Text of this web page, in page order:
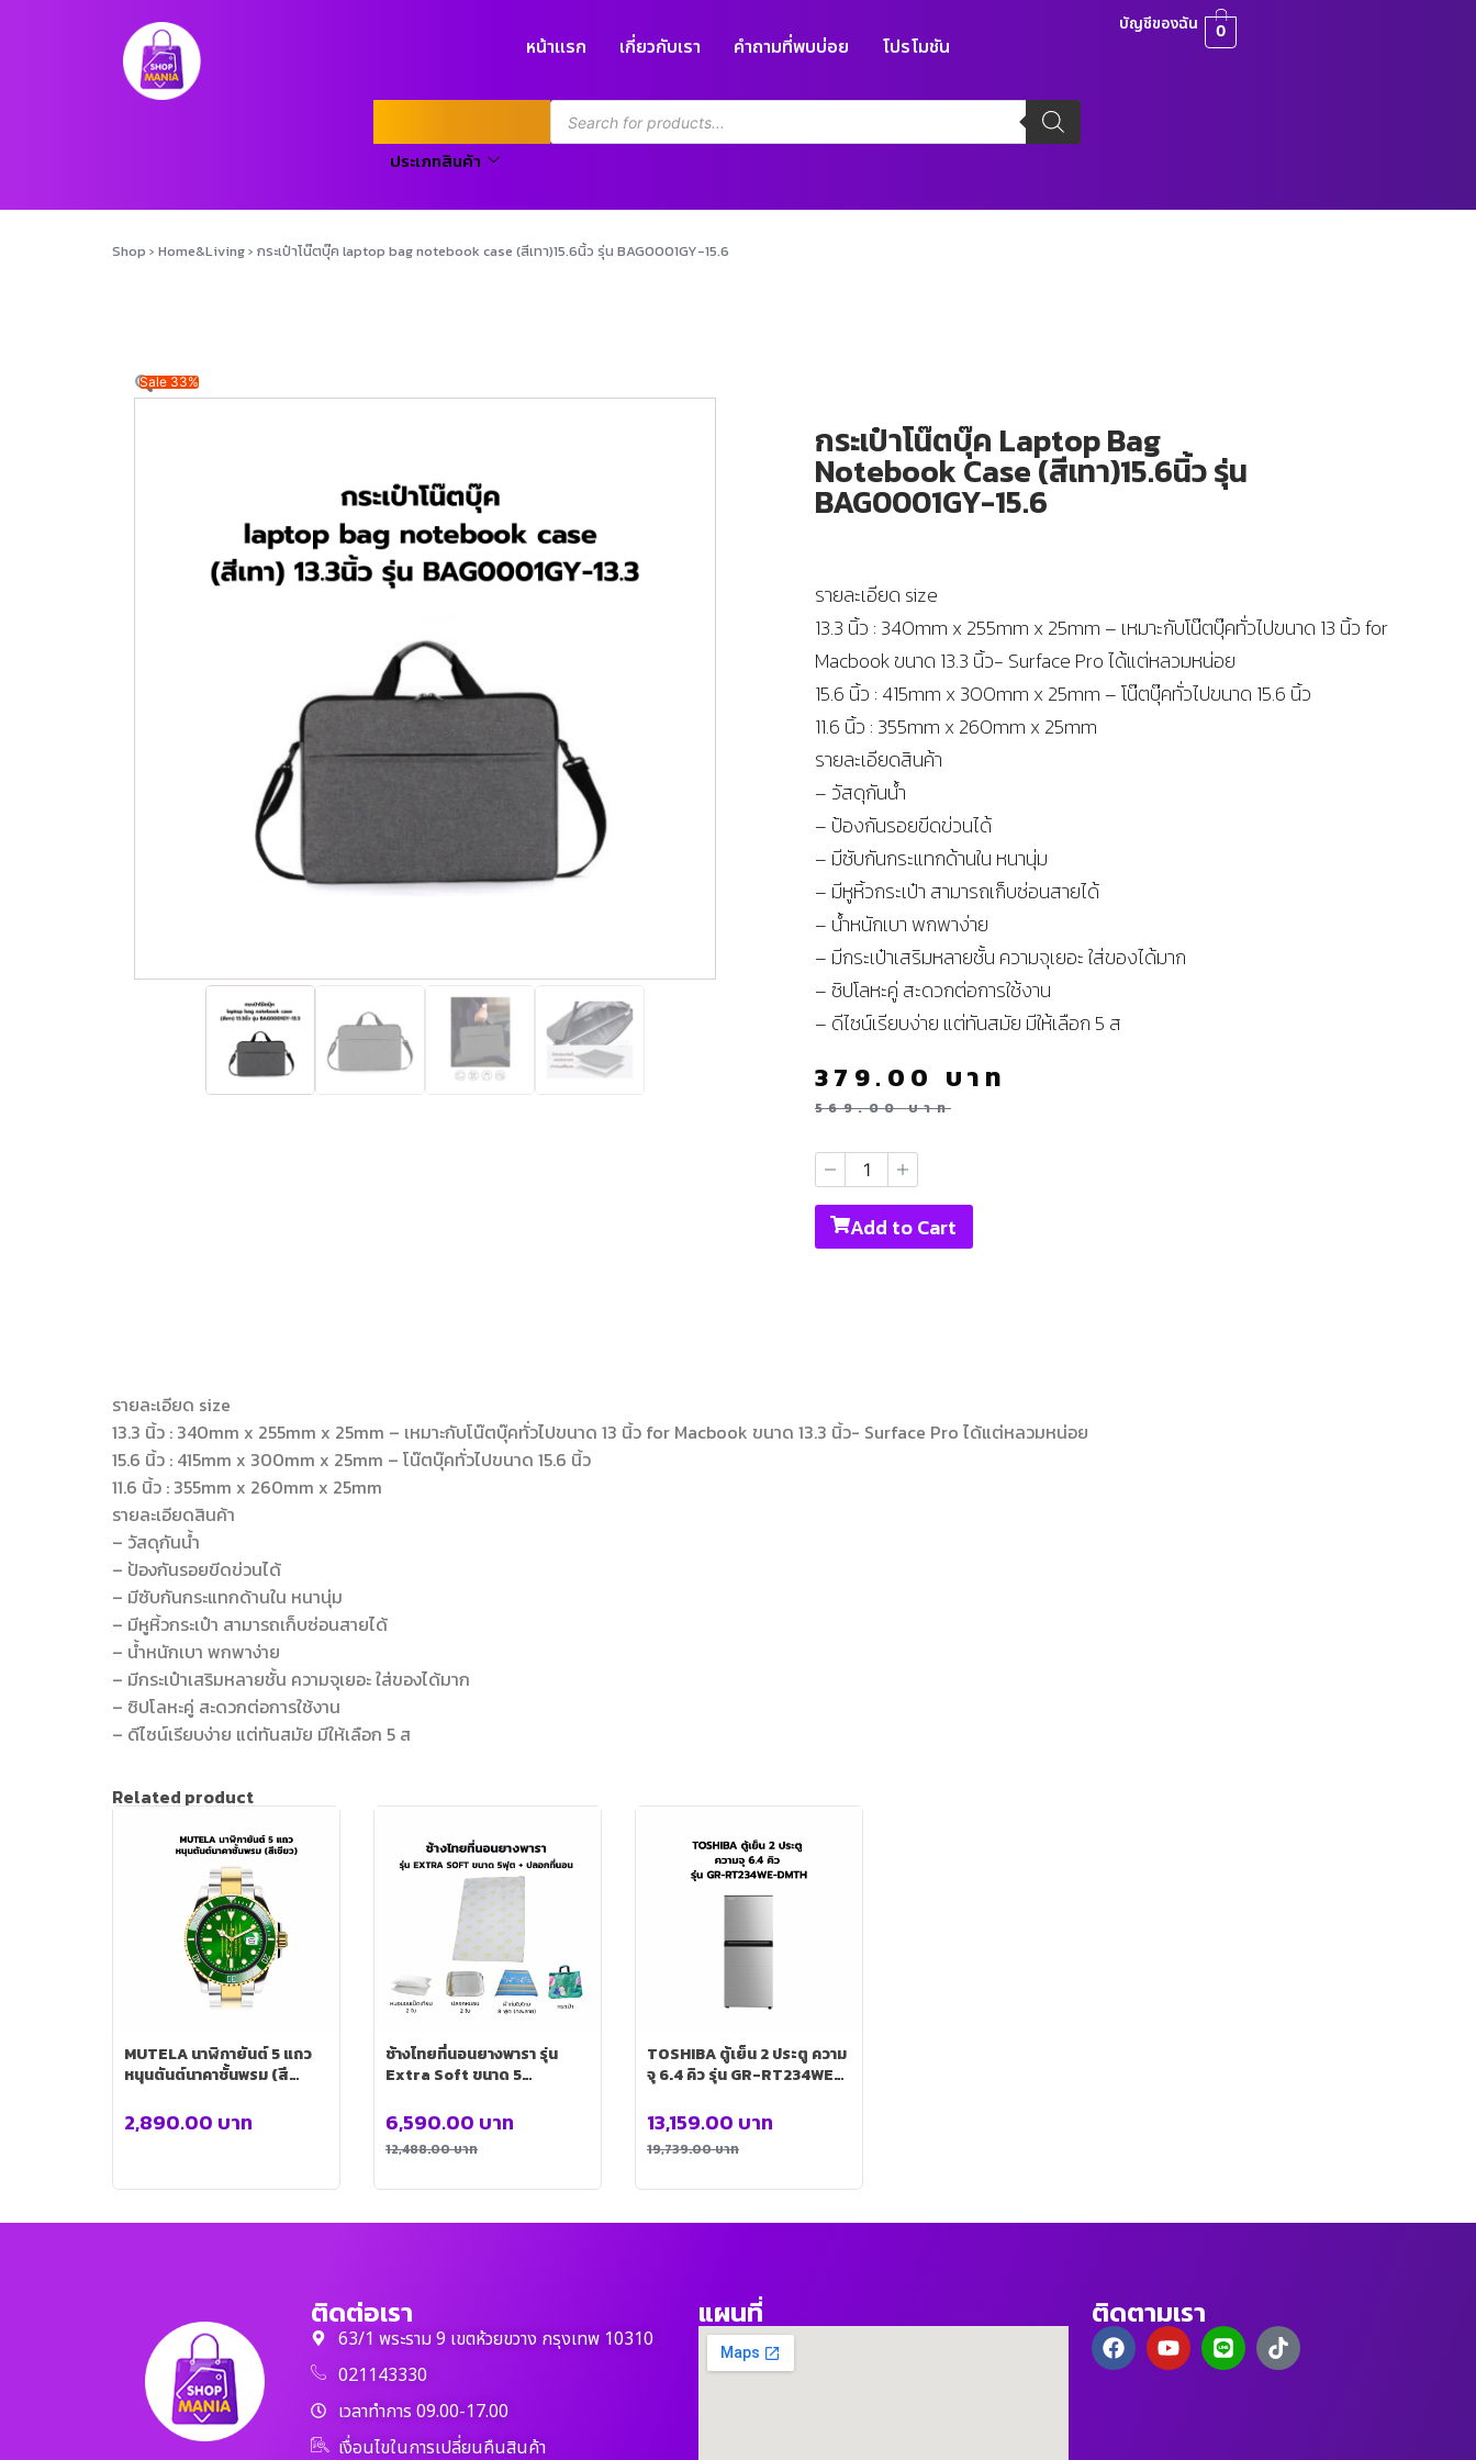
หน้าแรก เกี่ยวกับเรา คำถามที่พบบ่อย โปรโมชัน
ประเภทสินค้า
บัญชีของฉัน 0
Shop › Home&Living› กระเป๋าโน๊ตบุ๊ค laptop bag notebook case (สีเทา)15.6นิ้ว รุ่น BAG0001GY-15.6
Sale 33%
กระเป๋าโน๊ตบุ๊ค Laptop Bag
Notebook Case (สีเทา)15.6นิ้ว รุ่น
BAG0001GY-15.6
รายละเอียด size
13.3 นิ้ว : 340mm x 255mm x 25mm – เหมาะกับโน๊ตบุ๊คทั่วไปขนาด 13 นิ้ว for
Macbook ขนาด 13.3 นิ้ว- Surface Pro ได้แต่หลวมหน่อย
15.6 นิ้ว : 415mm x 300mm x 25mm – โน๊ตบุ๊คทั่วไปขนาด 15.6 นิ้ว
11.6 นิ้ว : 355mm x 260mm x 25mm
รายละเอียดสินค้า
– วัสดุกันน้ำ
– ป้องกันรอยขีดข่วนได้
– มีซับกันกระแทกด้านใน หนานุ่ม
– มีหูหิ้วกระเป๋า สามารถเก็บซ่อนสายได้
– น้ำหนักเบา พกพาง่าย
– มีกระเป๋าเสริมหลายชั้น ความจุเยอะ ใส่ของได้มาก
– ซิปโลหะคู่ สะดวกต่อการใช้งาน
– ดีไซน์เรียบง่าย แต่ทันสมัย มีให้เลือก 5 ส
569.00บาท
379.00 บาท
Add to Cart
รายละเอียด size
13.3 นิ้ว : 340mm x 255mm x 25mm – เหมาะกับโน๊ตบุ๊คทั่วไปขนาด 13 นิ้ว for Macbook ขนาด 13.3 นิ้ว- Surface Pro ได้แต่หลวมหน่อย
15.6 นิ้ว : 415mm x 300mm x 25mm – โน๊ตบุ๊คทั่วไปขนาด 15.6 นิ้ว
11.6 นิ้ว : 355mm x 260mm x 25mm
รายละเอียดสินค้า
– วัสดุกันน้ำ
– ป้องกันรอยขีดข่วนได้
– มีซับกันกระแทกด้านใน หนานุ่ม
– มีหูหิ้วกระเป๋า สามารถเก็บซ่อนสายได้
– น้ำหนักเบา พกพาง่าย
– มีกระเป๋าเสริมหลายชั้น ความจุเยอะ ใส่ของได้มาก
– ซิปโลหะคู่ สะดวกต่อการใช้งาน
– ดีไซน์เรียบง่าย แต่ทันสมัย มีให้เลือก 5 ส
Related product
MUTELA นาฬิกายันต์ 5 แถว
หนุนตันต์นาคาชั้นพรม (สี
2,890.00 บาท
ช้างไทยที่นอนยางพารา รุ่น
Extra Soft ขนาด 5
เทียม 2ใบ+ปลอกหมอน
2ใบ+ผ้าห่มใยไหมขนาด 8 ฟุต
(คละลาย)+กระเป๋า
12,488.00บาท
6,590.00 บาท
TOSHIBA ตู้เย็น 2 ประตู ความ
จุ 6.4 คิว รุ่น GR-RT234WE-
19,739.00บาท
13,159.00 บาท
ติดต่อเรา
63/1 พระราม 9 เขตห้วยขวาง กรุงเทพ 10310
021143330
เวลาทำการ 09.00-17.00
เงื่อนไขในการเปลี่ยนคืนสินค้า
แผนที่ ติดตามเรา